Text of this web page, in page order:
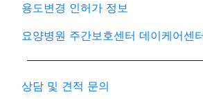
용도변경 인허가 정보
요양병원 주간보호센터 데이케어센
상담 및 견적 문의